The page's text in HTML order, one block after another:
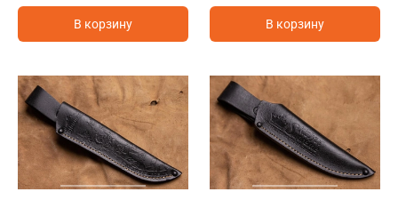
В корзину В корзину